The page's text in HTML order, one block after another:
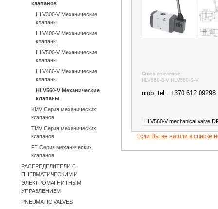
Cross reference:
HLV560-D-V HLV560-S-V
mob. tel.: +370 612
HLV560-V mechanical valve
Если Вы не нашли в списке
клапанов
HLV300-V Механические
клапаны
HLV400-V Механические
клапаны
HLV500-V Механические
клапаны
HLV460-V Механические
клапаны
HLV560-V Механические
клапаны
KMV Серия механических
клапанов
TMV Серия механических
клапанов
FT Серия механических
клапанов
РАСПРЕДЕЛИТЕЛИ С
ПНЕВМАТИЧЕСКИМ И
ЭЛЕКТРОМАГНИТНЫМ
УПРАВЛЕНИЕМ
PNEUMATIC VALVES